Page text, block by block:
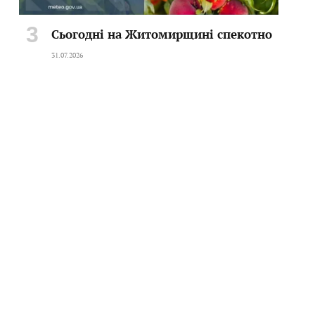
Сьогодні на Житомирщині спекотно
31.07.2026